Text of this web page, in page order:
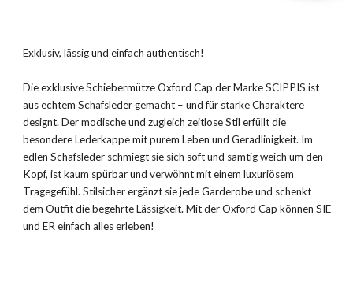
Exklusiv, lässig und einfach authentisch!
Die exklusive Schiebermütze Oxford Cap der Marke SCIPPIS ist
aus echtem Schafsleder gemacht – und für starke Charaktere
designt. Der modische und zugleich zeitlose Stil erfüllt die
besondere Lederkappe mit purem Leben und Geradlinigkeit. Im
edlen Schafsleder schmiegt sie sich soft und samtig weich um den
Kopf, ist kaum spürbar und verwöhnt mit einem luxuriösem
Tragegefühl. Stilsicher ergänzt sie jede Garderobe und schenkt
dem Outfit die begehrte Lässigkeit. Mit der Oxford Cap können SIE
und ER einfach alles erleben!